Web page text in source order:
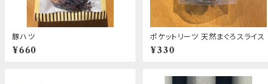
豚ハツ
¥660
ポケットリーツ 天然まぐろスライス
¥330